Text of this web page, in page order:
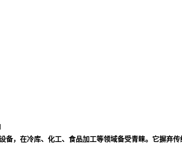
，在冷库、化工、食品加工等领域备受青睐。它摒弃